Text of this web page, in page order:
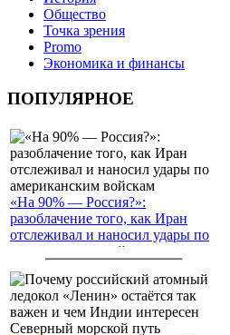
Общество
Точка зрения
Promo
Экономика и финансы
ПОПУЛЯРНОЕ
«На 90% — Россия?»:
разоблачение того, как Иран
отслеживал и наносил удары по
американским войскам